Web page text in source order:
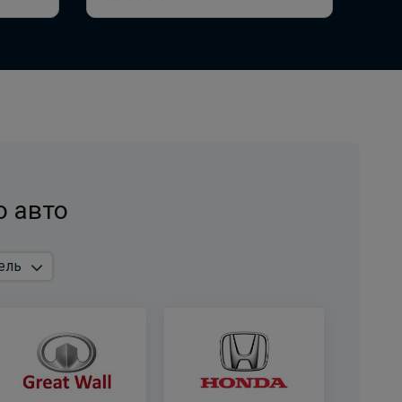
по запросу
Mercedes M-Class w166 , GLE-Class w166 , GLE-
Class Coupe c292 -7pin
ПОД ЗАКАЗ ОТ 14 ДНЕЙ
авто